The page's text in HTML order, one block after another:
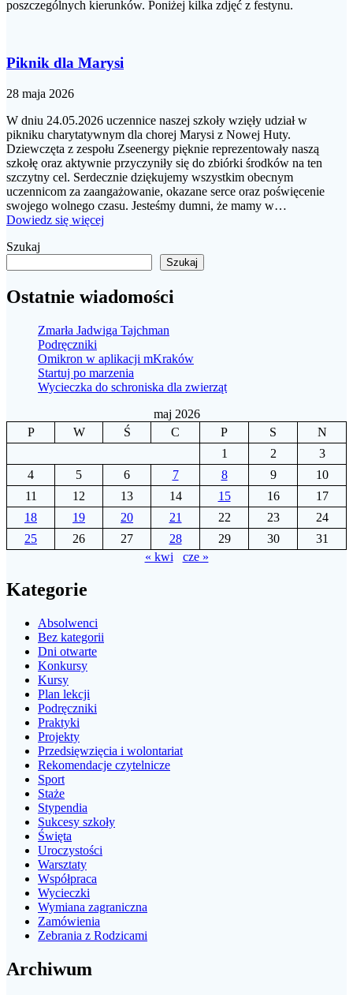
poszczególnych kierunków. Poniżej kilka zdjęć z festynu.
Piknik dla Marysi
28 maja 2026
W dniu 24.05.2026 uczennice naszej szkoły wzięły udział w
pikniku charytatywnym dla chorej Marysi z Nowej Huty.
Dziewczęta z zespołu Zseenergy pięknie reprezentowały naszą
szkołę oraz aktywnie przyczyniły się do zbiórki środków na ten
szczytny cel. Serdecznie dziękujemy wszystkim obecnym
uczennicom za zaangażowanie, okazane serce oraz poświęcenie
swojego wolnego czasu. Jesteśmy dumni, że mamy w…
Dowiedz się więcej
Szukaj
Szukaj
Ostatnie wiadomości
Zmarła Jadwiga Tajchman
Podręczniki
Omikron w aplikacji mKraków
Startuj po marzenia
Wycieczka do schroniska dla zwierząt
maj 2026
P
W Ś C P S
N
1
2
3
4
5 6 7 8 9
10
11
12 13 14 15 16
17
18
19 20 21 22 23
24
25
26 27 28 29 30
31
« kwi
cze »
Kategorie
Absolwenci
Bez kategorii
Dni otwarte
Konkursy
Kursy
Plan lekcji
Podręczniki
Praktyki
Projekty
Przedsięwzięcia i wolontariat
Rekomendacje czytelnicze
Sport
Staże
Stypendia
Sukcesy szkoły
Święta
Uroczystości
Warsztaty
Współpraca
Wycieczki
Wymiana zagraniczna
Zamówienia
Zebrania z Rodzicami
Archiwum